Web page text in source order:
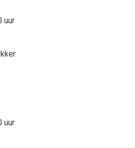
uur
uur